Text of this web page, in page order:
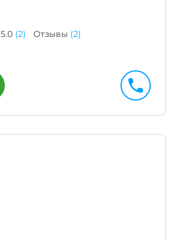
5.0 (2) Отзывы (2)